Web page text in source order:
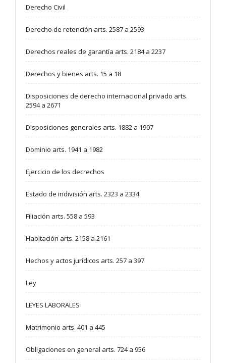
Derecho Civil
Derecho de retención arts. 2587 a 2593
Derechos reales de garantía arts. 2184 a 2237
Derechos y bienes arts. 15 a 18
Disposiciones de derecho internacional privado arts.
2594 a 2671
Disposiciones generales arts. 1882 a 1907
Dominio arts. 1941 a 1982
Ejercicio de los decrechos
Estado de indivisión arts. 2323 a 2334
Filiación arts. 558 a 593
Habitación arts. 2158 a 2161
Hechos y actos jurídicos arts. 257 a 397
Ley
LEYES LABORALES
Matrimonio arts. 401 a 445
Obligaciones en general arts. 724 a 956